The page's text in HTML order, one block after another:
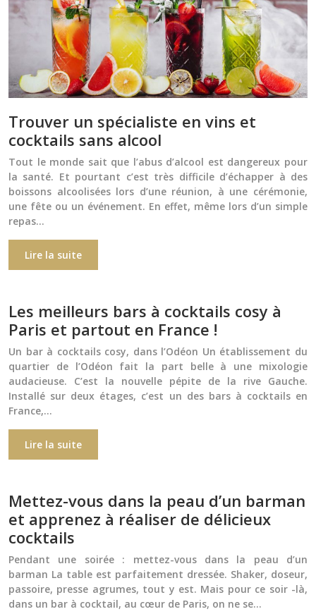
Trouver un spécialiste en vins et
cocktails sans alcool
Tout le monde sait que l’abus d’alcool est dangereux pour
la santé. Et pourtant c’est très difficile d’échapper à des
boissons alcoolisées lors d’une réunion, à une cérémonie,
une fête ou un événement. En effet, même lors d’un simple
repas…
Lire la suite
Les meilleurs bars à cocktails cosy à
Paris et partout en France !
Un bar à cocktails cosy, dans l’Odéon Un établissement du
quartier de l’Odéon fait la part belle à une mixologie
audacieuse. C’est la nouvelle pépite de la rive Gauche.
Installé sur deux étages, c’est un des bars à cocktails en
France,…
Lire la suite
Mettez-vous dans la peau d’un barman
et apprenez à réaliser de délicieux
cocktails
Pendant une soirée : mettez-vous dans la peau d’un
barman La table est parfaitement dressée. Shaker, doseur,
passoire, presse agrumes, tout y est. Mais pour ce soir -là,
dans un bar à cocktail, au cœur de Paris, on ne se…